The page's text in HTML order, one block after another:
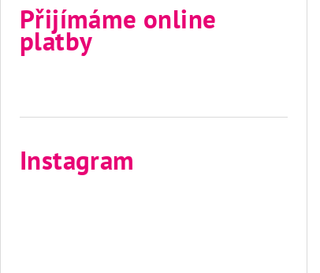
Přijímáme online
platby
Instagram